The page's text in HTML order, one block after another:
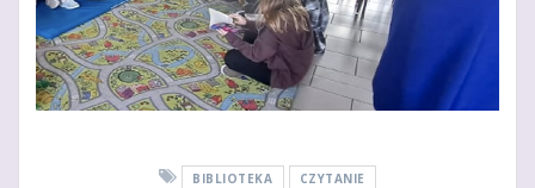
BIBLIOTEKA CZYTANIE